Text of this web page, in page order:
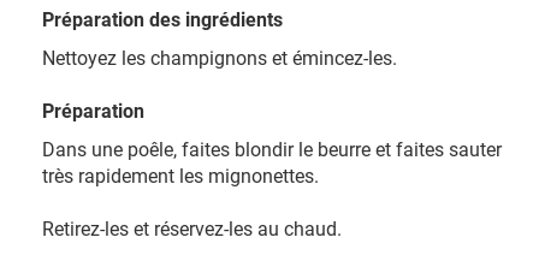
Préparation des ingrédients
Nettoyez les champignons et émincez-les.
Préparation
Dans une poêle, faites blondir le beurre et faites sauter
très rapidement les mignonettes.
Retirez-les et réservez-les au chaud.